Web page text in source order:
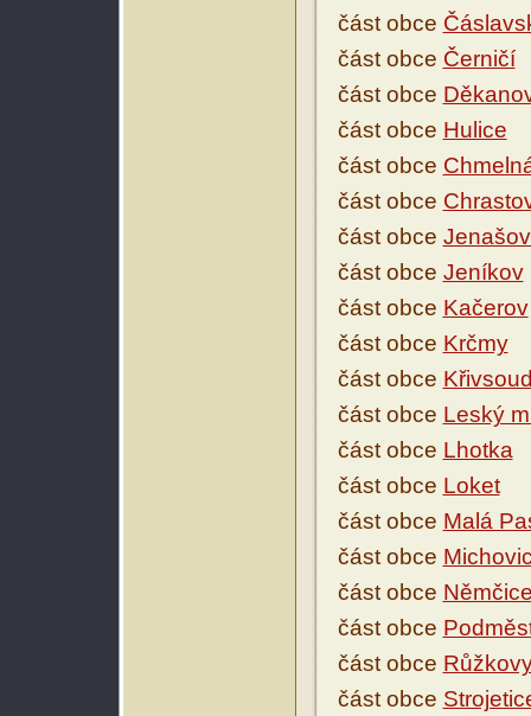
část obce
část obce Černičí
část obce
část obce Hulice
část obce
část obce
část obce
část obce Jeníkov
část obce Kačerov
část obce Krčmy
část obce
část obce Leský
část obce Lhotka
část obce Loket
část obce Malá
část obce
část obce
část obce
část obce
část obce